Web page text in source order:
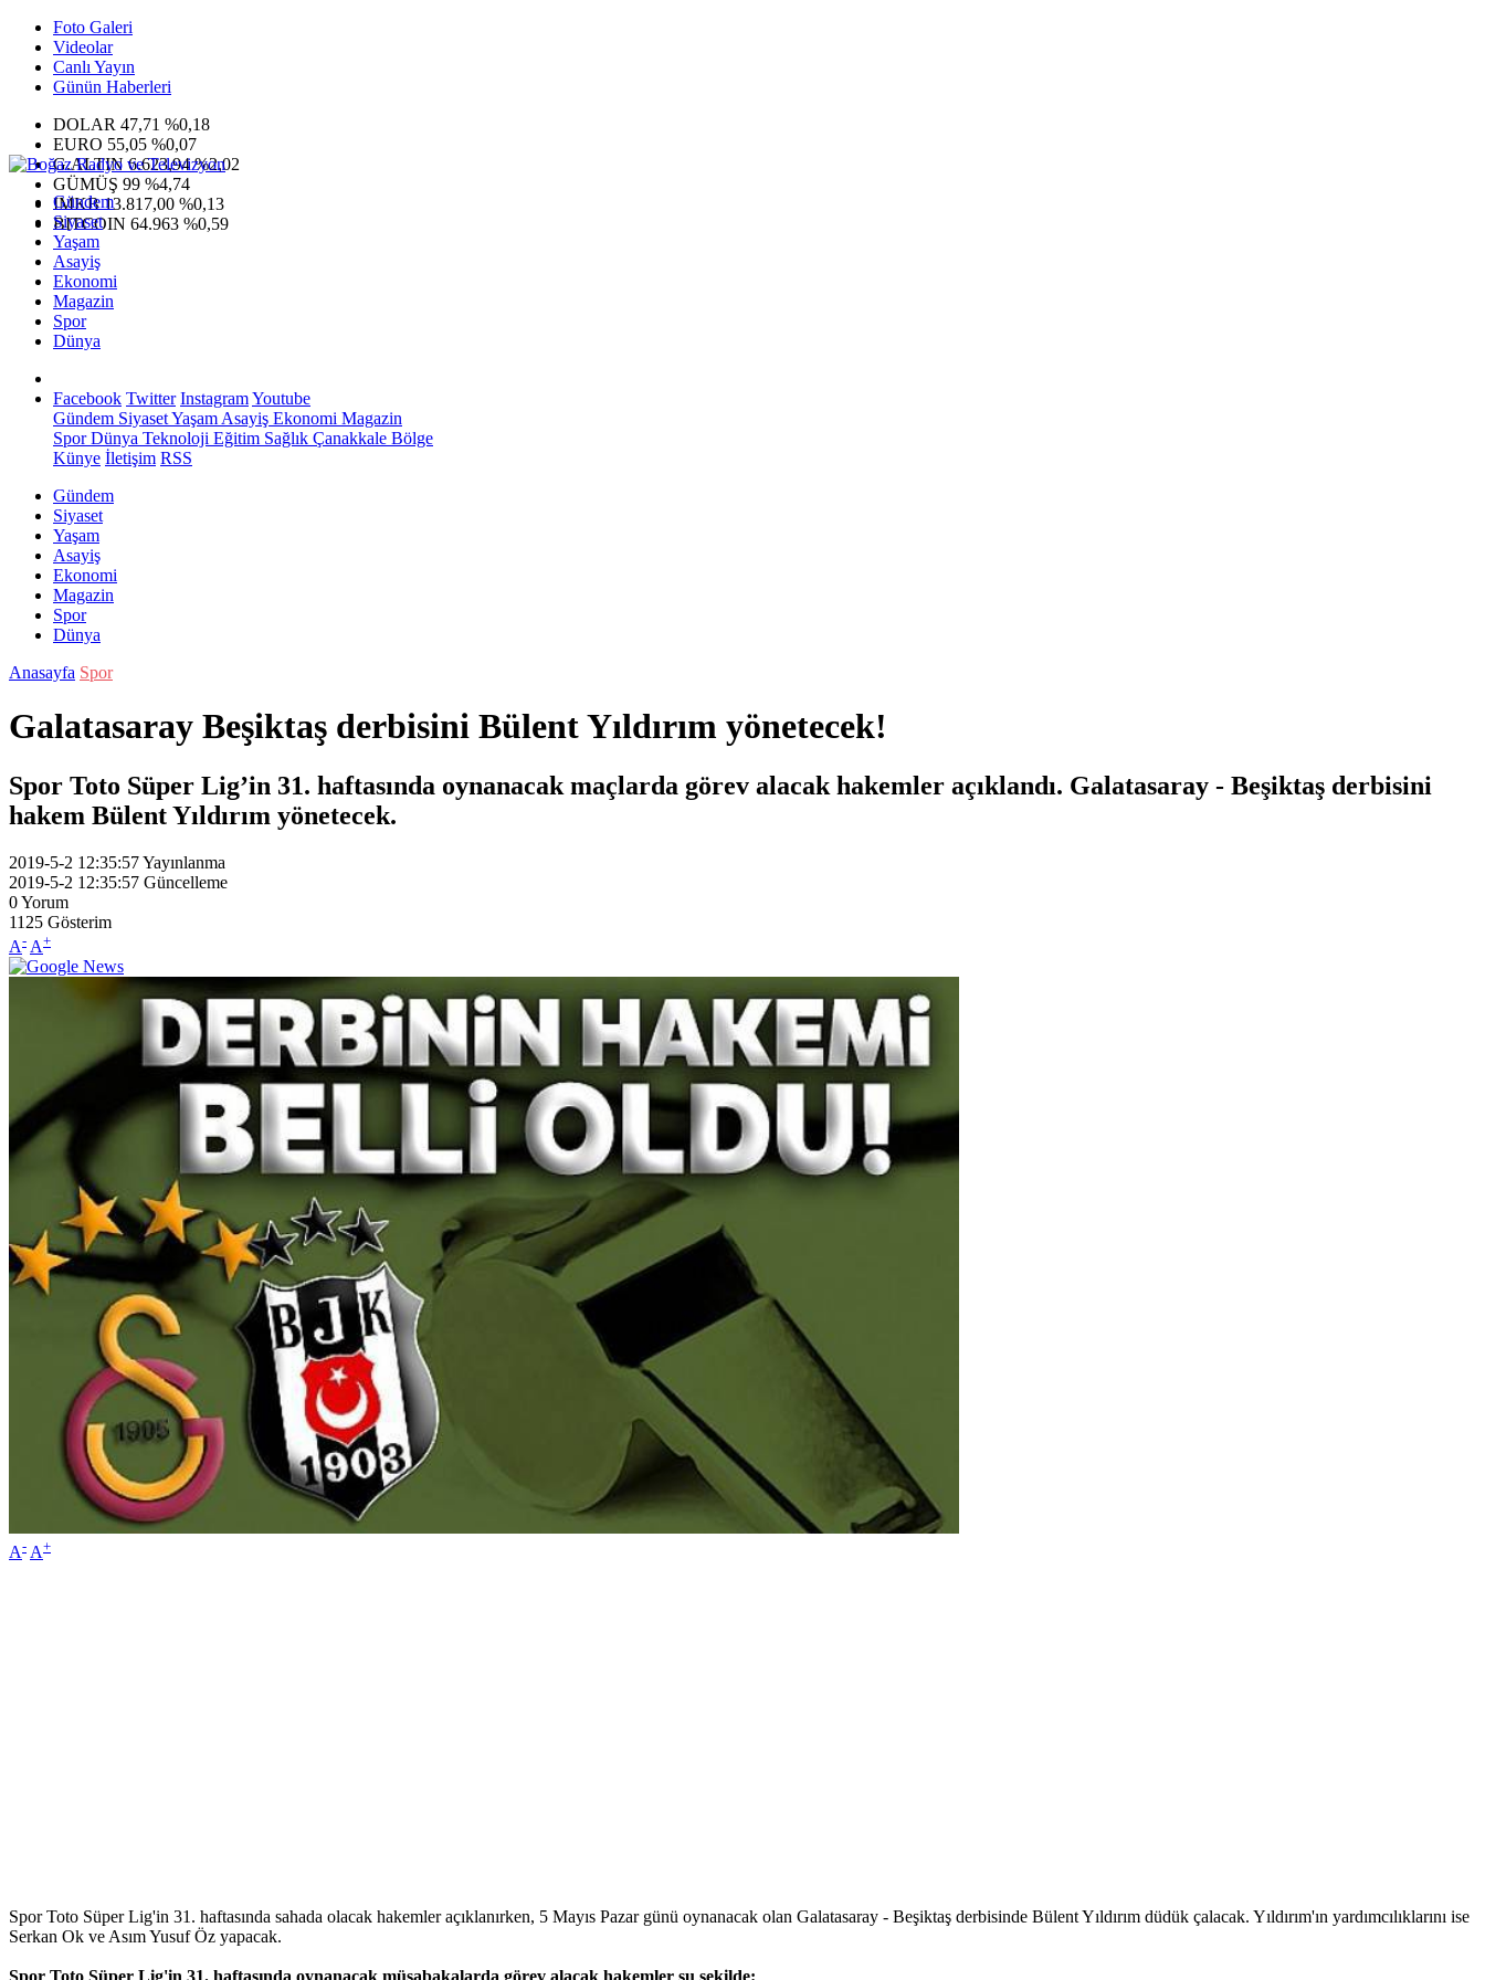
Foto Galeri
Videolar
Canlı Yayın
Günün Haberleri
DOLAR 47,71 %0,18
EURO 55,05 %0,07
G.ALTIN6.623,94 %2,02
GÜMÜŞ 99 %4,74
IMKB13.817,00 %0,13
BITCOIN 64.963 %0,59
Gündem
Siyaset
Yaşam
Asayiş
Ekonomi
Magazin
Spor
Dünya
Facebook Twitter InstagramYoutube
Gündem SiyasetYaşam Asayiş Ekonomi Magazin
SporDünya Teknoloji Eğitim Sağlık Çanakkale Bölge
Künye İletişim RSS
Gündem
Siyaset
Yaşam
Asayiş
Ekonomi
Magazin
Spor
Dünya
Anasayfa Spor
Galatasaray Beşiktaş derbisini Bülent Yıldırım yönetecek!
Spor Toto Süper Lig’in 31. haftasında oynanacak maçlarda görev alacak hakemler açıklandı. Galatasaray - Beşiktaş derbisini
hakem Bülent Yıldırım yönetecek.
2019-5-2 12:35:57Yayınlanma
2019-5-2 12:35:57 Güncelleme
0Yorum
1125 Gösterim
A- A+
A- A+
Spor Toto Süper Lig'in 31. haftasında sahada olacak hakemler açıklanırken, 5 Mayıs Pazar günü oynanacak olan Galatasaray - Beşiktaş derbisinde Bülent Yıldırım düdük çalacak. Yıldırım'ın yardımcılıklarını ise
Serkan Ok ve Asım Yusuf Öz yapacak.